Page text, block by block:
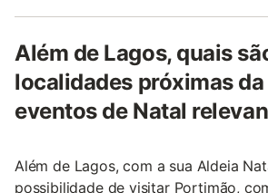
Além de Lagos, quais
localidades próximas
eventos de Natal
Além de Lagos, com a sua Aldeia
possibilidade de visitar Portimão,